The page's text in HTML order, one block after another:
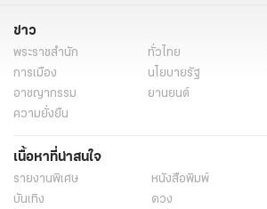
ข่าว
พระราชสำนัก ทั่วไทย
การเมือง
นโยบายรัฐ
อาชญากรรม
ยานยนต์
ความยั่งยืน
เนื้อหาที่น่าสนใจ
รายงานพิเศษ หนังสือพิมพ์
บันเทิง
ดวง